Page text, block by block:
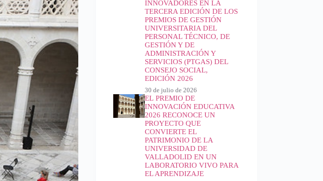
INNOVADORES EN LA
TERCERA EDICIÓN DE LOS
PREMIOS DE GESTIÓN
UNIVERSITARIA DEL
PERSONAL TÉCNICO, DE
GESTIÓN Y DE
ADMINISTRACIÓN Y
SERVICIOS (PTGAS) DEL
CONSEJO SOCIAL,
EDICIÓN 2026
30 de julio de 2026
EL PREMIO DE
INNOVACIÓN EDUCATIVA
2026 RECONOCE UN
PROYECTO QUE
CONVIERTE EL
PATRIMONIO DE LA
UNIVERSIDAD DE
VALLADOLID EN UN
LABORATORIO VIVO PARA
EL APRENDIZAJE